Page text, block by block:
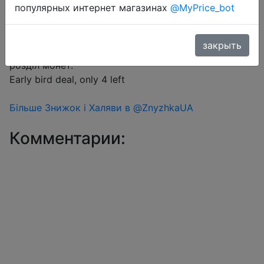
Знижка монетками 62 Coins у додатку через
розділ монет.
Early bird deal, only 4 left
Більше Знижок і Халяви в @ZnyzhkaUA
Комментарии:
популярных интернет магазинах @MyPrice_bot
закрыть